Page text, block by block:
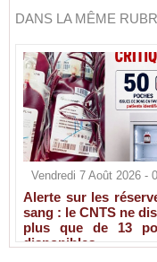
DANS LA MÊME
Vendredi 7 Août 2026 -
Alerte sur les
sang : le CNTS ne
plus que de 13
disponibles